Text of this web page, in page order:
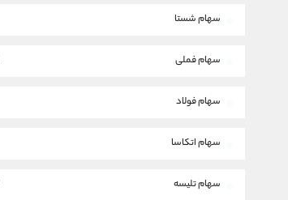
سهام شستا
سهام فملی
سهام فولاد
سهام اتکاسا
سهام تلیسه